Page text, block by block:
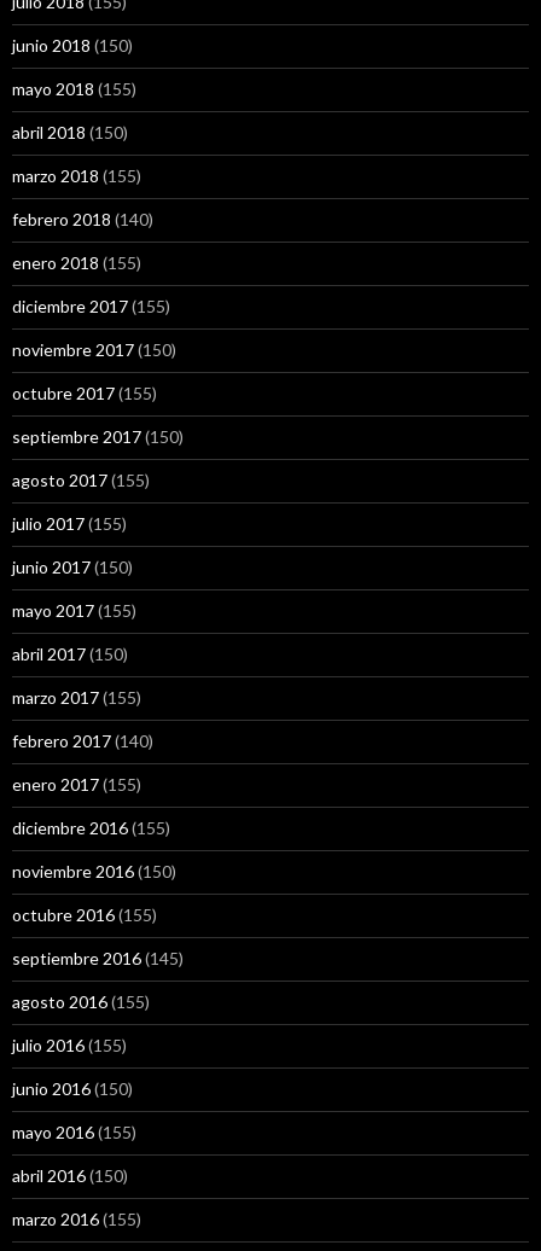
junio 2018 (150)
mayo 2018 (155)
abril 2018 (150)
marzo 2018 (155)
febrero 2018 (140)
enero 2018 (155)
diciembre 2017(155)
noviembre 2017(150)
octubre 2017(155)
septiembre 2017(150)
agosto 2017(155)
julio 2017(155)
junio 2017(150)
mayo 2017(155)
abril 2017(150)
marzo 2017(155)
febrero 2017(140)
enero 2017(155)
diciembre 2016(155)
noviembre 2016(150)
octubre 2016(155)
septiembre 2016(145)
agosto 2016(155)
julio 2016(155)
junio 2016(150)
mayo 2016(155)
abril 2016(150)
marzo 2016(155)